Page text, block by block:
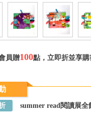
員贈100點，立即折並享購
summer read閱讀展